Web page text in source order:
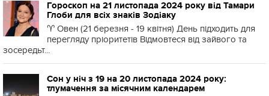
Гороскоп на 21 листопада 2024 року від Тамари
Глоби для всіх знаків Зодіаку
♈️ Овен (21 березня - 19 квітня) День підходить для
перегляду пріоритетів Відмовтеся від зайвого та
зосередьт...
Сон у ніч з 19 на 20 листопада 2024 року:
тлумачення за місячним календарем